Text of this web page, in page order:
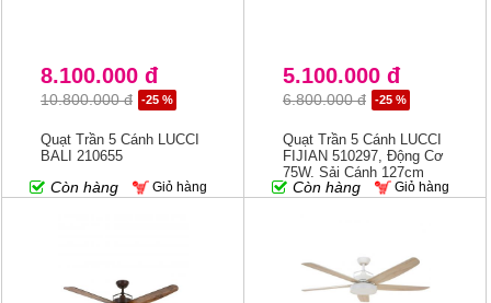
8.100.000 đ
10.800.000 đ -25 %
Quạt Trần 5 Cánh LUCCI
BALI 210655
Còn hàng Giỏ hàng
5.100.000 đ
6.800.000 đ -25 %
Quạt Trần 5 Cánh LUCCI
FIJIAN 510297, Động Cơ
75W, Sải Cánh 127cm
Còn hàng Giỏ hàng